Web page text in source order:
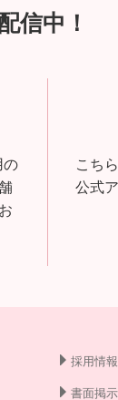
信中！
の
こち
公式
採用情報
書面掲